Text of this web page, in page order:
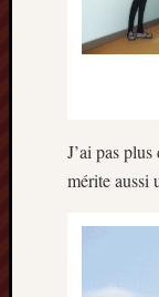
J’ai pas
mérite aussi